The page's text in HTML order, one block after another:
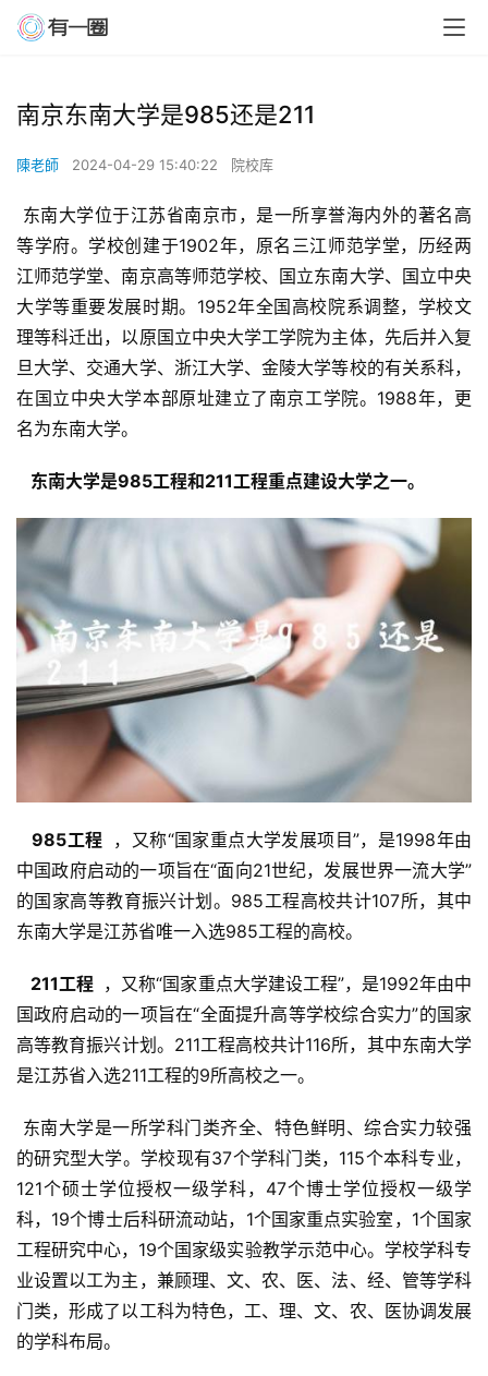
南京东南大学是985还是211
陳老師 2024-04-29 15:40:22 院校库
等学府。学校创建于1902年，原名三江师范学堂，历经两
江师范学堂、南京高等师范学校、国立东南大学、国立中央
大学等重要发展时期。1952年全国高校院系调整，学校文
理等科迁出，以原国立中央大学工学院为主体，先后并入复
旦大学、交通大学、浙江大学、金陵大学等校的有关系科，
在国立中央大学本部原址建立了南京工学院。1988年，更
名为东南大学。
  东南大学是985工程和211工程重点建设大学之一。
  985工程
，又称“国家重点大学发展项目”，是1998年由
中国政府启动的一项旨在“面向21世纪，发展世界一流大学”
的国家高等教育振兴计划。985工程高校共计107所，其中
东南大学是江苏省唯一入选985工程的高校。
  211工程
，又称“国家重点大学建设工程”，是1992年由中
国政府启动的一项旨在“全面提升高等学校综合实力”的国家
高等教育振兴计划。211工程高校共计116所，其中东南大学
是江苏省入选211工程的9所高校之一。
的研究型大学。学校现有37个学科门类，115个本科专业，
121个硕士学位授权一级学科，47个博士学位授权一级学
科，19个博士后科研流动站，1个国家重点实验室，1个国家
工程研究中心，19个国家级实验教学示范中心。学校学科专
业设置以工为主，兼顾理、文、农、医、法、经、管等学科
门类，形成了以工科为特色，工、理、文、农、医协调发展
的学科布局。